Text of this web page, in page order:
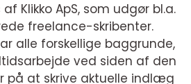
Klikko ApS, som udgør bl.a.
freelance-skribenter.
alle forskellige baggrunde,
ved siden af den
på at skrive aktuelle indlæg